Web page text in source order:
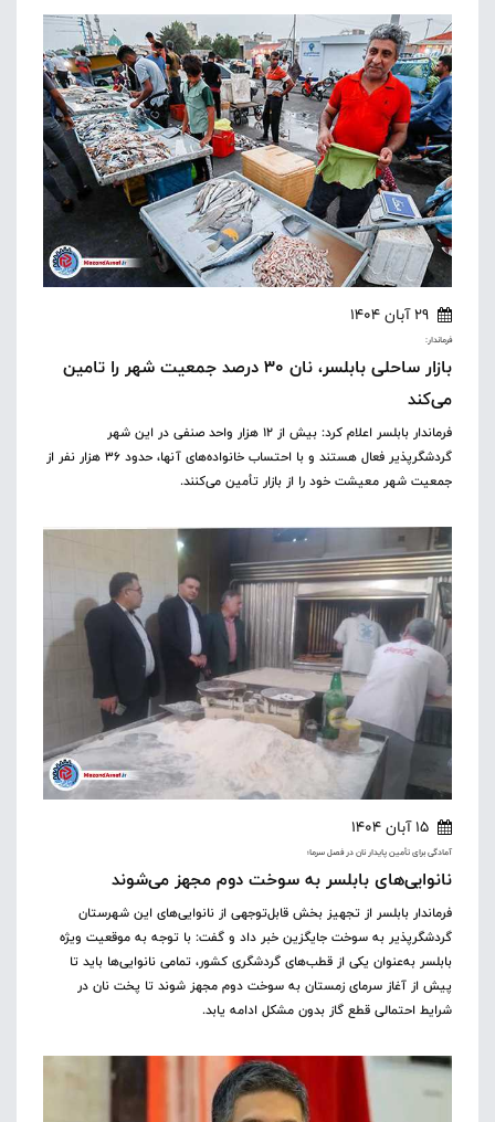
29 آبان 1404
فرماندار:
بازار ساحلی بابلسر، نان ۳۰ درصد جمعیت شهر را تامین
می‌کند
فرماندار بابلسر اعلام کرد: بیش از ۱۲ هزار واحد صنفی در این شهر
گردشگرپذیر فعال هستند و با احتساب خانواده‌های آنها، حدود ۳۶ هزار نفر از
جمعیت شهر معیشت خود را از بازار تأمین می‌کنند.
15 آبان 1404
آمادگی برای تأمین پایدار نان در فصل سرما؛
نانوایی‌های بابلسر به سوخت دوم مجهز می‌شوند
فرماندار بابلسر از تجهیز بخش قابل‌توجهی از نانوایی‌های این شهرستان
گردشگرپذیر به سوخت جایگزین خبر داد و گفت: با توجه به موقعیت ویژه
بابلسر به‌عنوان یکی از قطب‌های گردشگری کشور، تمامی نانوایی‌ها باید تا
پیش از آغاز سرمای زمستان به سوخت دوم مجهز شوند تا پخت نان در
شرایط احتمالی قطع گاز بدون مشکل ادامه یابد.